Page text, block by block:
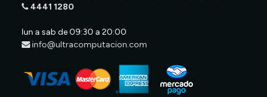
4441 1280
lun a sab de 09:30 a 20:00
info@ultracomputacion.com